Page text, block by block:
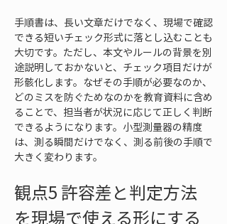
手順書は、長い文章だけでなく、現場で確認
できる短いチェック形式に落とし込むことも
大切です。ただし、本文やルールの背景を別
途説明しておかないと、チェック項目だけが
形骸化します。なぜその手順が必要なのか、
どのミスを防ぐためなのかを教育資料に含め
ることで、担当者が状況に応じて正しく判断
できるようになります。小型測量器の精度
は、測る瞬間だけでなく、測る前後の手順で
大きく変わります。
観点5 許容差と判定方法
を現場で使える形にする